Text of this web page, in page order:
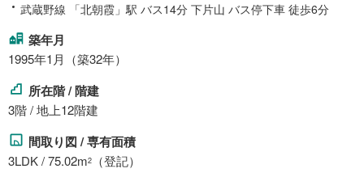
武蔵野線 「北朝霞」駅 バス14分 下片山 バス停下車 徒歩6分
築年月
1995年1月（築32年）
所在階 / 階建
3階 / 地上12階建
間取り図 / 専有面積
3LDK / 75.02m2 （登記）